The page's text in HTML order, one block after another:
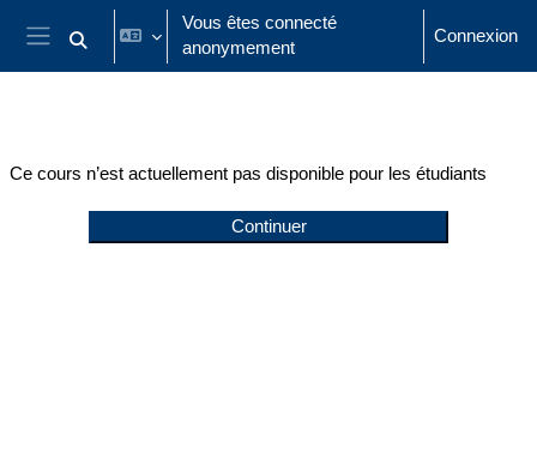
Passer au contenu principal
Panneau latéral
Activer/désactiver la saisie de recherche
Vous êtes connecté
anonymement
Connexion
Ce cours n’est actuellement pas disponible pour les étudiants
Continuer